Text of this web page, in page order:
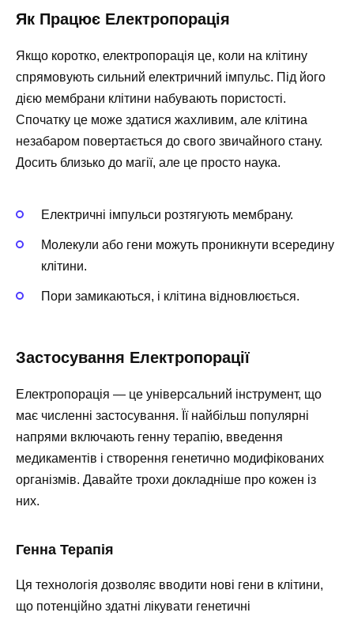
Як Працює Електропорація
Якщо коротко, електропорація це, коли на клітину
спрямовують сильний електричний імпульс. Під його
дією мембрани клітини набувають пористості.
Спочатку це може здатися жахливим, але клітина
незабаром повертається до свого звичайного стану.
Досить близько до магії, але це просто наука.
Електричні імпульси розтягують мембрану.
Молекули або гени можуть проникнути всередину
клітини.
Пори замикаються, і клітина відновлюється.
Застосування Електропорації
Електропорація — це універсальний інструмент, що
має численні застосування. Її найбільш популярні
напрями включають генну терапію, введення
медикаментів і створення генетично модифікованих
організмів. Давайте трохи докладніше про кожен із
них.
Генна Терапія
Ця технологія дозволяє вводити нові гени в клітини,
що потенційно здатні лікувати генетичні